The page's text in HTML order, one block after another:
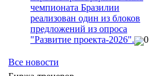
чемпионата Бразилии
реализован один из блоков
предложений из опроса
"Развитие проекта-2026".
0
Все новости